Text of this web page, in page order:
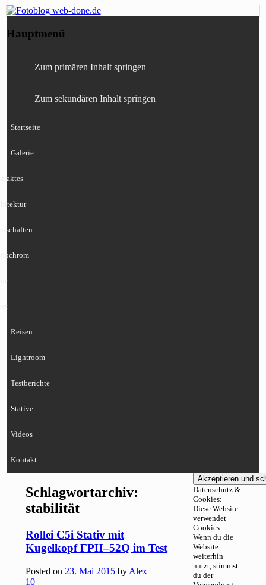
Fotoblog web-done.de
Canon, Nikon, Sony
Hauptmenü
Zum primären Inhalt springen
Zum sekundären Inhalt springen
Startseite
Galerie
Reisen
Lightroom
Testberichte
Stative
Videos
Kontakt
Schlagwortarchiv:
stabilität
Rollei C5i Stativ mit
Kugelkopf FPH–52Q im Test
Posted on 23. Mai 2015 by Alex
10
Datenschutz &
Cookies:
Diese Website
verwendet
Cookies.
Wenn du die
Website
weiterhin
nutzt, stimmst
du der